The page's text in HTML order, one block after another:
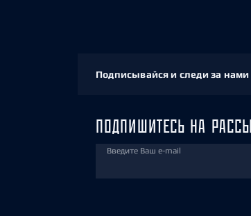
Подписывайся и следи за нами
ПОДПИШИТЕСЬ НА
Введите Ваш e-mail